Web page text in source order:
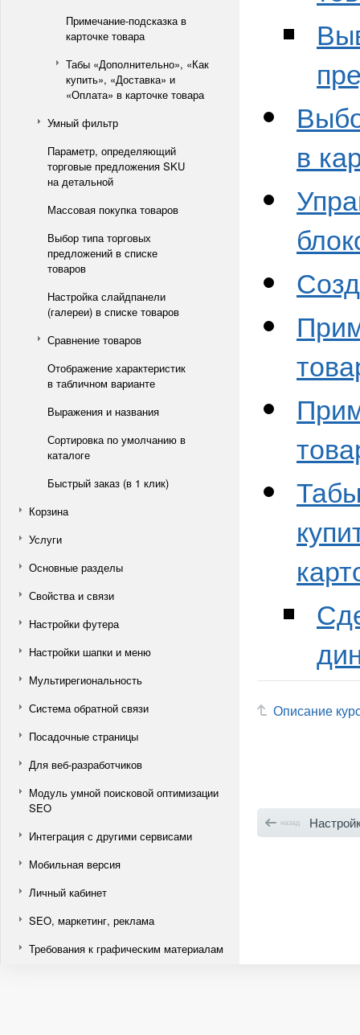
Примечание-подсказка в
карточке товара
Табы «Дополнительно», «Как
купить», «Доставка» и
«Оплата» в карточке товара
Умный фильтр
Параметр, определяющий
торговые предложения SKU
на детальной
Массовая покупка товаров
Выбор типа торговых
предложений в списке
товаров
Настройка слайдпанели
(галереи) в списке товаров
Сравнение товаров
Отображение характеристик
в табличном варианте
Выражения и названия
Сортировка по умолчанию в
каталоге
Быстрый заказ (в 1 клик)
Корзина
Услуги
Основные разделы
Свойства и связи
Настройки футера
Настройки шапки и меню
Мультирегиональность
Система обратной связи
Посадочные страницы
Для веб-разработчиков
Модуль умной поисковой оптимизации
SEO
Интеграция с другими сервисами
Мобильная версия
Личный кабинет
SEO, маркетинг, реклама
Требования к графическим материалам
в
Описание
назад Настройка подстановки